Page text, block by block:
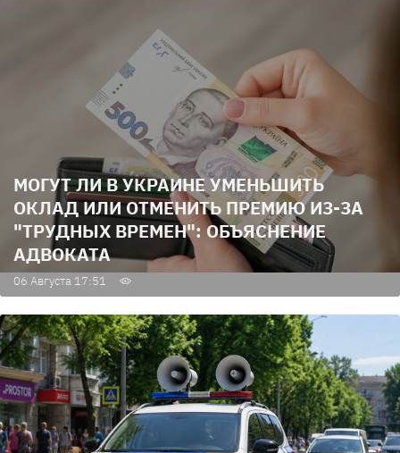
МОГУТ ЛИ В УКРАИНЕ УМЕНЬШИТЬ
ОКЛАД ИЛИ ОТМЕНИТЬ ПРЕМИЮ ИЗ-ЗА
"ТРУДНЫХ ВРЕМЕН": ОБЪЯСНЕНИЕ
АДВОКАТА
06 Августа 17:51